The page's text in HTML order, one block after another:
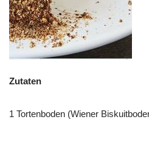
Zutaten
1 Tortenboden (Wiener